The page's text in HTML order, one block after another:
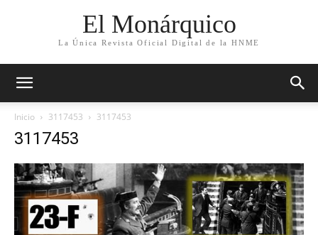
El Monárquico
La Única Revista Oficial Digital de la HNME
Inicio 3117453 3117453
3117453